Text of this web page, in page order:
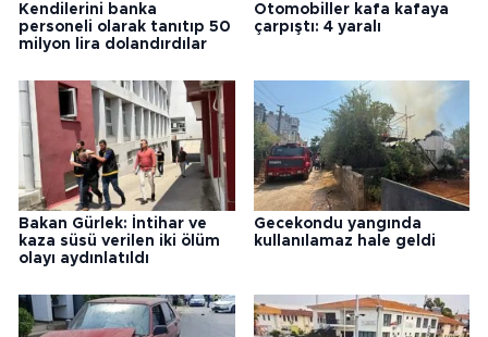
Kendilerini banka
personeli olarak tanıtıp 50
milyon lira dolandırdılar
Otomobiller kafa kafaya
çarpıştı: 4 yaralı
Bakan Gürlek: İntihar ve
kaza süsü verilen iki ölüm
olayı aydınlatıldı
Gecekondu yangında
kullanılamaz hale geldi